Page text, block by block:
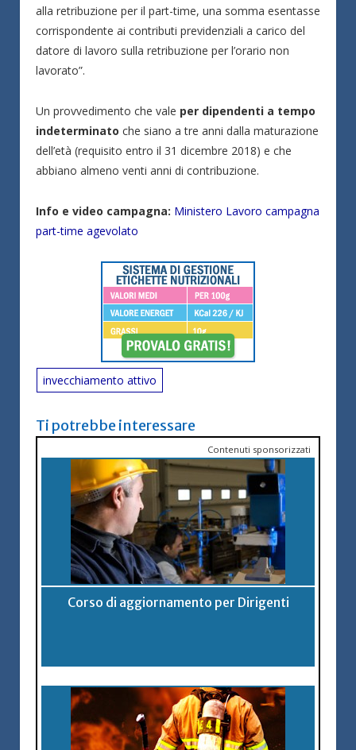
alla retribuzione per il part-time, una somma esentasse
corrispondente ai contributi previdenziali a carico del
datore di lavoro sulla retribuzione per l’orario non
lavorato”.
Un provvedimento che vale per dipendenti a tempo
indeterminato che siano a tre anni dalla maturazione
dell’età (requisito entro il 31 dicembre 2018) e che
abbiano almeno venti anni di contribuzione.
Info e video campagna: Ministero Lavoro campagna
part-time agevolato
invecchiamento attivo
Ti potrebbe interessare
Contenuti sponsorizzati
Corso di aggiornamento per Dirigenti